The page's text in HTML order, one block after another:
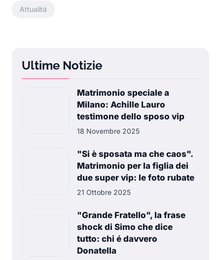
Attualità
Ultime Notizie
Matrimonio speciale a
Milano: Achille Lauro
testimone dello sposo vip
18 Novembre 2025
"Si è sposata ma che caos".
Matrimonio per la figlia dei
due super vip: le foto rubate
21 Ottobre 2025
"Grande Fratello", la frase
shock di Simo che dice
tutto: chi é davvero
Donatella